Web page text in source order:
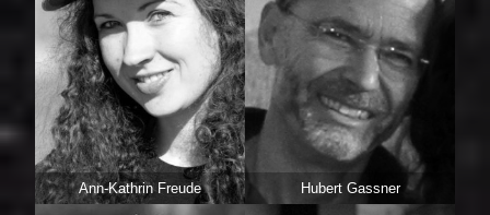
Ann-Kathrin Freude Hubert Gassner